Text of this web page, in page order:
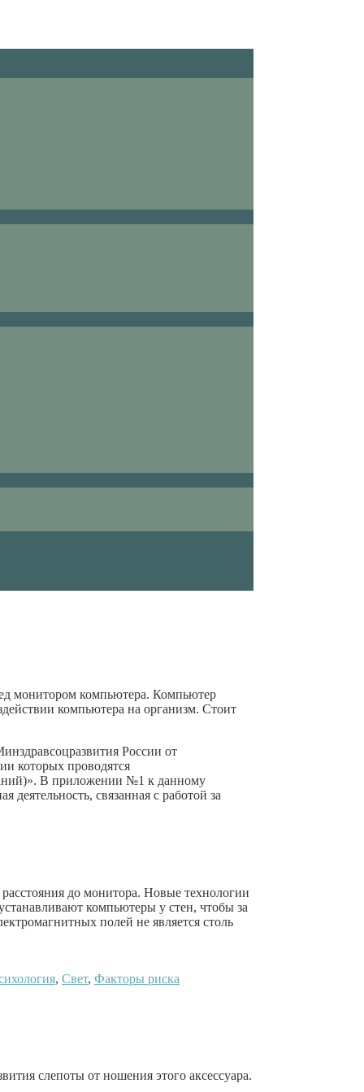
монитором компьютера. Компьютер
компьютера на организм. Стоит
России от
которых проводятся
В приложении №1 к данному
связанная с работой за
до монитора. Новые технологии
компьютеры у стен, чтобы за
полей не является столь
, Свет, Факторы риска
слепоты от ношения этого аксессуара.